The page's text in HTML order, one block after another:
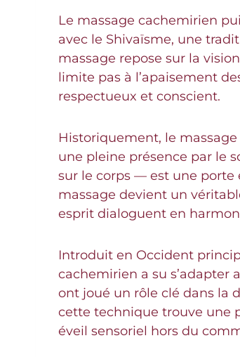
Le massage cachemirien
avec le Shivaïsme, une
massage repose sur la
limite pas à l’apaisement
respectueux et conscient.
Historiquement, le
une pleine présence par le
sur le corps — est une porte
massage devient un
esprit dialoguent en
Introduit en Occident
cachemirien a su s’adapter
ont joué un rôle clé dans la
cette technique trouve une
éveil sensoriel hors du